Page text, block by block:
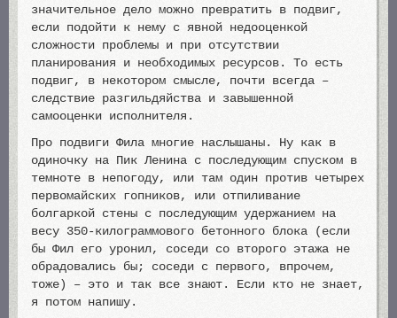
значительное дело можно превратить в подвиг,
если подойти к нему с явной недооценкой
сложности проблемы и при отсутствии
планирования и необходимых ресурсов. То есть
подвиг, в некотором смысле, почти всегда –
следствие разгильдяйства и завышенной
самооценки исполнителя.
Про подвиги Фила многие наслышаны. Ну как в
одиночку на Пик Ленина с последующим спуском в
темноте в непогоду, или там один против четырех
первомайских гопников, или отпиливание
болгаркой стены с последующим удержанием на
весу 350-килограммового бетонного блока (если
бы Фил его уронил, соседи со второго этажа не
обрадовались бы; соседи с первого, впрочем,
тоже) – это и так все знают. Если кто не знает,
я потом напишу.